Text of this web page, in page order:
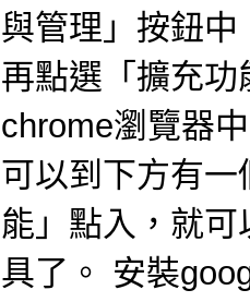
與管理」按鈕
再點選「擴充
chrome瀏覽器
可以到下方有
能」點入，就
具了。 安裝